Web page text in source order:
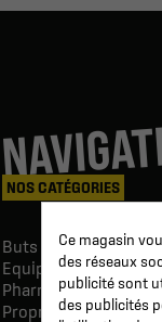
NOS CATÉGORIES
Buts & Abris football
Equipements du
Pharmacie & Soins
Proprio &
Ce magasin
des réseaux
publicité sont
des publicités